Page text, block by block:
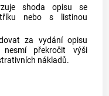
shoda opisu se
nebo s listinou
za vydání opisu
překročit výši
nákladů.